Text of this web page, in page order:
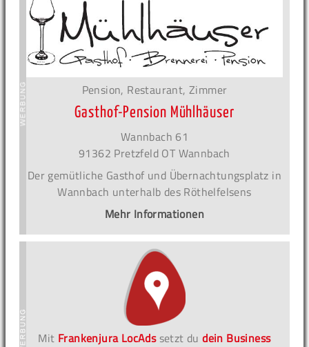
Pension, Restaurant, Zimmer
Gasthof-Pension Mühlhäuser
Wannbach 61
91362 Pretzfeld OT Wannbach
Der gemütliche Gasthof und Übernachtungsplatz in
Wannbach unterhalb des Röthelfelsens
Mehr Informationen
Mit Frankenjura LocAdssetzt dudein Business